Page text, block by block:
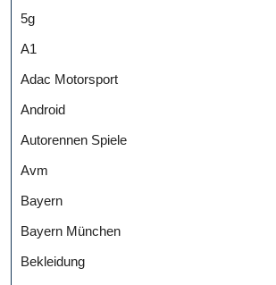
5g
A1
Adac Motorsport
Android
Autorennen Spiele
Avm
Bayern
Bayern München
Bekleidung